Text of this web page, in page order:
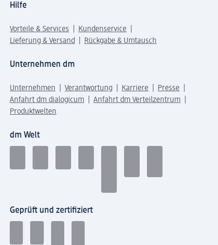
Hilfe
Vorteile & Services
Kundenservice
Lieferung & Versand
Rückgabe & Umtausch
Unternehmen dm
Unternehmen Verantwortung Karriere
Presse
Anfahrt dm dialogicum
Anfahrt dm Verteilzentrum
Produktwelten
dm Welt
Geprüft und zertifiziert